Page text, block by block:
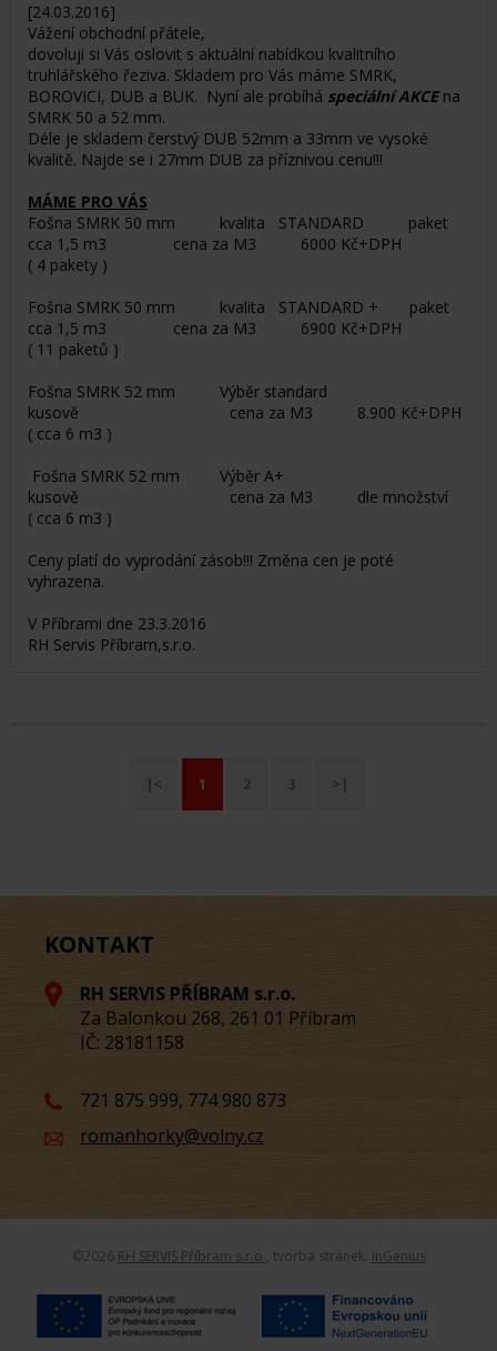
[24.03.2016]
Vážení obchodní přátele,
dovoluji si Vás oslovit s aktuální nabídkou kvalitního
truhlářského řeziva. Skladem pro Vás máme SMRK,
BOROVICI, DUB a BUK. Nyní ale probíhá speciální AKCEna
SMRK 50 a 52 mm.
Déle je skladem čerstvý DUB 52mm a 33mm ve vysoké
kvalitě. Najde se i 27mm DUB za příznivou cenu!!!
MÁME PRO VÁS
Fošna SMRK 50 mm kvalita STANDARD paket
cca 1,5 m3 cena za M3 6000 Kč+DPH
( 4 pakety )
Fošna SMRK 50 mm kvalita STANDARD + paket
cca 1,5 m3 cena za M3 6900 Kč+DPH
( 11 paketů )
Fošna SMRK 52 mm Výběr standard
kusově cena za M3 8.900 Kč+DPH
( cca 6 m3 )
Fošna SMRK 52 mm Výběr A+
kusově cena za M3 dle množství
( cca 6 m3 )
Ceny platí do vyprodání zásob!!! Změna cen je poté
vyhrazena.
V Příbrami dne 23.3.2016
RH Servis Příbram,s.r.o.
|< 1 2 3 >|
KONTAKT
RH SERVIS PŘÍBRAM s.r.o.
Za Balonkou 268, 261 01 Příbram
IČ: 28181158
721 875 999, 774 980 873
romanhorky@volny.cz
©2026 RH SERVIS Příbram s.r.o., tvorba stránek: InGenius